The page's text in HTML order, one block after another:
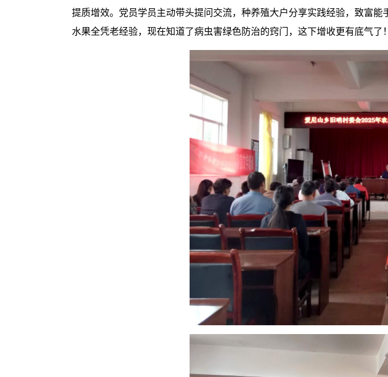
提质增效。党员学员主动带头提问交流，种养殖大户分享实践经验，致富
水果全凭老经验，现在知道了病虫害绿色防治的窍门，这下增收更有底气了